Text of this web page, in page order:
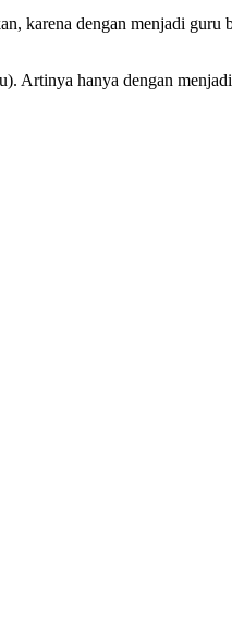
karena dengan menjadi guru
Artinya hanya dengan